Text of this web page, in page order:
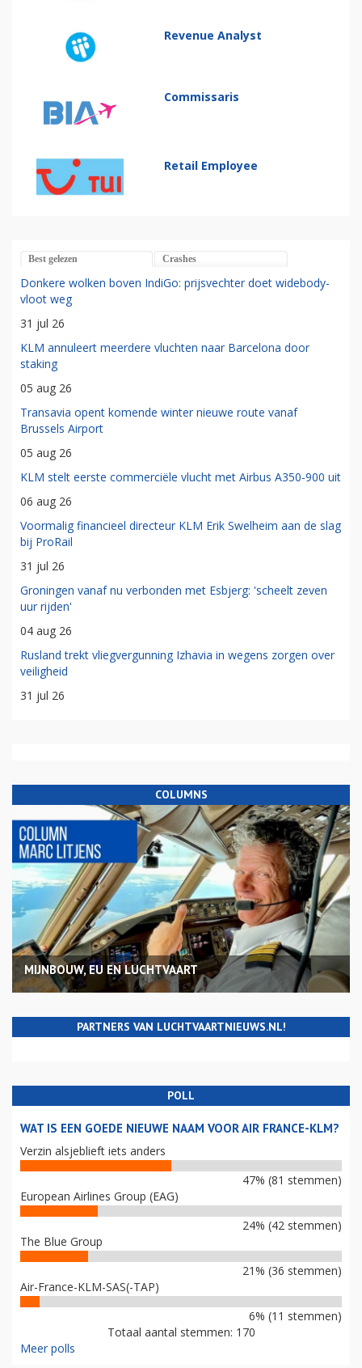
Revenue Analyst
Commissaris
Retail Employee
Best gelezen Crashes
Donkere wolken boven IndiGo: prijsvechter doet widebody-
vloot weg
31 jul 26
KLM annuleert meerdere vluchten naar Barcelona door
staking
05 aug 26
Transavia opent komende winter nieuwe route vanaf
Brussels Airport
05 aug 26
KLM stelt eerste commerciële vlucht met Airbus A350-900 uit
06 aug 26
Voormalig financieel directeur KLM Erik Swelheim aan de slag
bij ProRail
31 jul 26
Groningen vanaf nu verbonden met Esbjerg: 'scheelt zeven
uur rijden'
04 aug 26
Rusland trekt vliegvergunning Izhavia in wegens zorgen over
veiligheid
31 jul 26
COLUMNS
MIJNBOUW, EU EN LUCHTVAART
PARTNERS VAN LUCHTVAARTNIEUWS.NL!
POLL
WAT IS EEN GOEDE NIEUWE NAAM VOOR AIR FRANCE-KLM?
Verzin alsjeblieft iets anders
47% (81 stemmen)
European Airlines Group (EAG)
24% (42 stemmen)
The Blue Group
21% (36 stemmen)
Air-France-KLM-SAS(-TAP)
6% (11 stemmen)
Totaal aantal stemmen: 170
Meer polls